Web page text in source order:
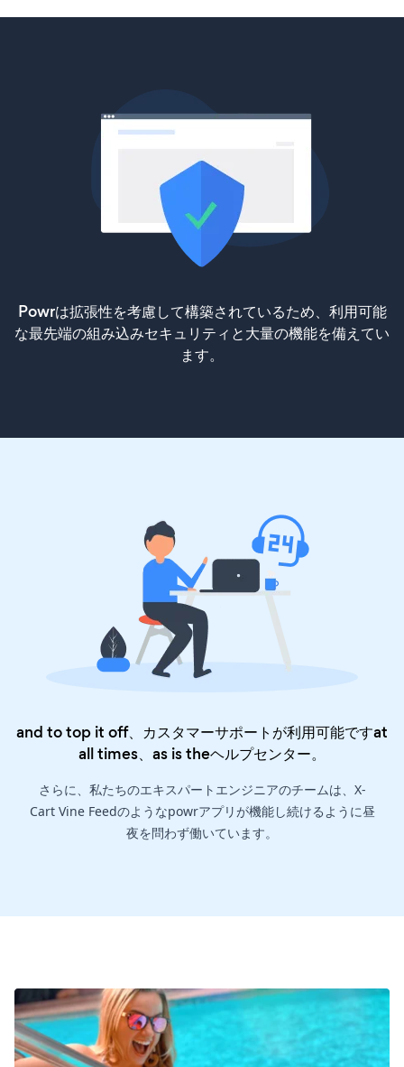
Powrは拡張性を考慮して構築されているため、利用可能
な最先端の組み込みセキュリティと大量の機能を備えてい
ます。
and to top it off、カスタマーサポートが利用可能ですat
all times、as is theヘルプセンター。
さらに、私たちのエキスパートエンジニアのチームは、X-
Cart Vine Feedのようなpowrアプリが機能し続けるように昼
夜を問わず働いています。